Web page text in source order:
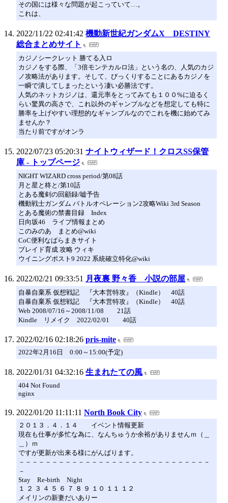
その国には様々な問題が起こっていて…。
これは、
2022/11/22 02:41:42 機動新世紀ガンダムX DESTINY
総合まとめサイト
カジノシークレット 勝てる入ロ
カジノをする際、「3倍モンテカルロ法」という名の、人気のカジ
ノ攻略法があります。そして、びっくりすることにあるカジノを
一瞬で潰してしまったという凄い必勝法です。
人気のネットカジノは、還元率をとってみても１００%に迫るく
らい驚異の高さで、これ以外のギャンブルなどを想定しても特に
勝率を上げやすい理想的なギャンブルなのでこれを機に始めてみ
ませんか？
当たり前ですがオンラ
2022/07/23 05:20:31 ナイトウィザード！クロスSS保管
庫 - トップページ
NIGHT WIZARD cross period/第08話
月と星と柊と/第10話
とある魔剣の回顧録/嘘予告
機動戦士ガンダム バトルオペレーション2攻略Wiki 3rd Season
とある魔術の禁書目録 Index
日向坂46 ライブ情報まとめ
このみのあ まとめ@wiki
CoC便利なばらまきサイト
ブレイド育成 攻略 ウィキ
ウイニングポスト9 2022 系統確立特化@wiki
2022/02/21 09:33:51 月夜裏 野々香 小説の部屋
自暴自棄系 仮想戦記 『大本営特攻』（Kindle） 40話
自暴自棄系 仮想戦記 『大本営特攻』（Kindle） 40話
Web 2008/07/16～2008/11/08 21話
Kindle リメイク 2022/02/01 40話
2022/02/16 02:18:26 pris-mite
2022年2月16日 0:00～15:00(予定)
2022/01/31 04:32:16 生まれたての風
404 Not Found
nginx
2022/01/20 11:11:11 North Book City
２０１３．４．１４ イベント情報更新
現在も仕事が多忙な為に、なんちゅうか余裕がありませんｍ（＿
＿）ｍ
ですが更新が出来る様にがんばります。
－－－－－－－－－－－－－－－－－－－－－－－－－－－－－
－
Stay Re-birth Night
１ ２ ３ ４ ５ ６ ７ ８ ９ １０ １１ １２
メイリンの新妻だいありー